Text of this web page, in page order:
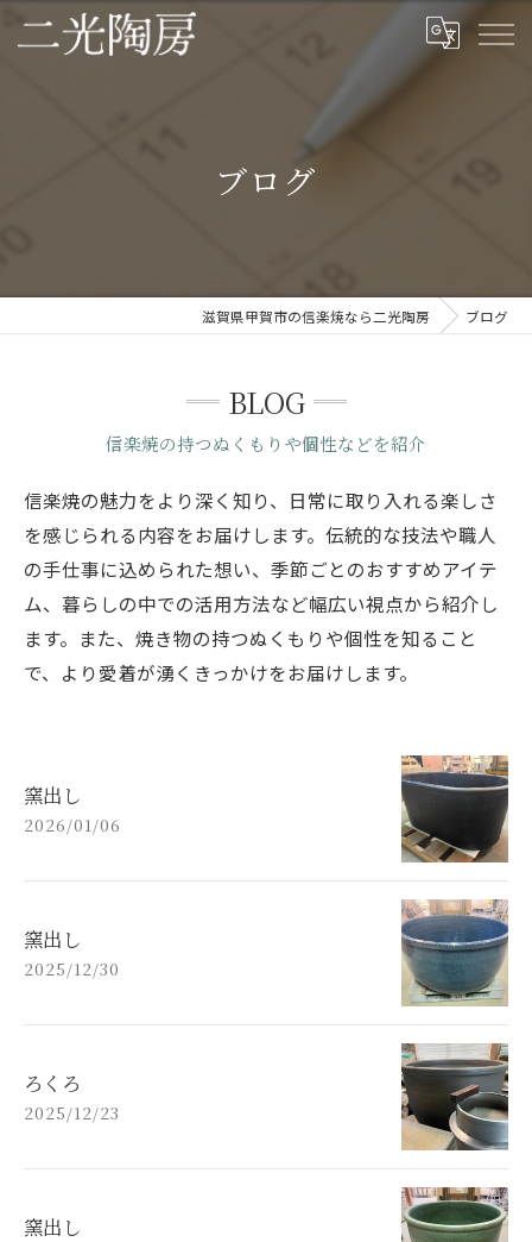
ブログ
滋賀県甲賀市の信楽焼なら二光陶房 ブログ
BLOG
信楽焼の持つぬくもりや個性などを紹介
信楽焼の魅力をより深く知り、日常に取り入れる楽しさ
を感じられる内容をお届けします。伝統的な技法や職人
の手仕事に込められた想い、季節ごとのおすすめアイテ
ム、暮らしの中での活用方法など幅広い視点から紹介し
ます。また、焼き物の持つぬくもりや個性を知ること
で、より愛着が湧くきっかけをお届けします。
窯出し
2026/01/06
窯出し
2025/12/30
ろくろ
2025/12/23
窯出し